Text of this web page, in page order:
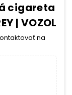
cigareta
| VOZOL
na